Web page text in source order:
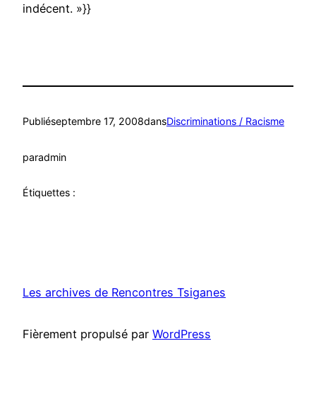
indécent. »}}
Publiéseptembre 17, 2008dansDiscriminations / Racisme
paradmin
Étiquettes :
Les archives de Rencontres Tsiganes
Fièrement propulsé par WordPress